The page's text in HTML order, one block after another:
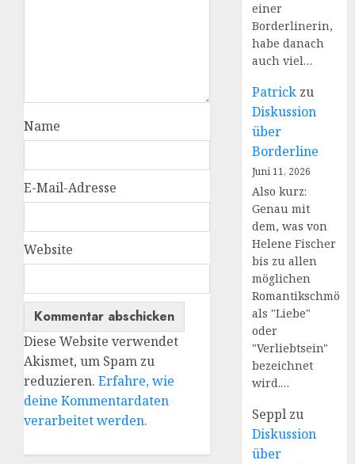
Name
E-Mail-Adresse
Website
Diese Website verwendet
Akismet, um Spam zu
reduzieren. Erfahre, wie
deine Kommentardaten
verarbeitet werden.
einer
Borderlinerin,
habe danach
auch viel…
Patrick zu
Diskussion
über
Borderline
Juni 11, 2026
Also kurz:
Genau mit
dem, was von
Helene Fischer
bis zu allen
möglichen
als "Liebe"
oder
"Verliebtsein"
bezeichnet
wird.…
Seppl zu
Diskussion
über